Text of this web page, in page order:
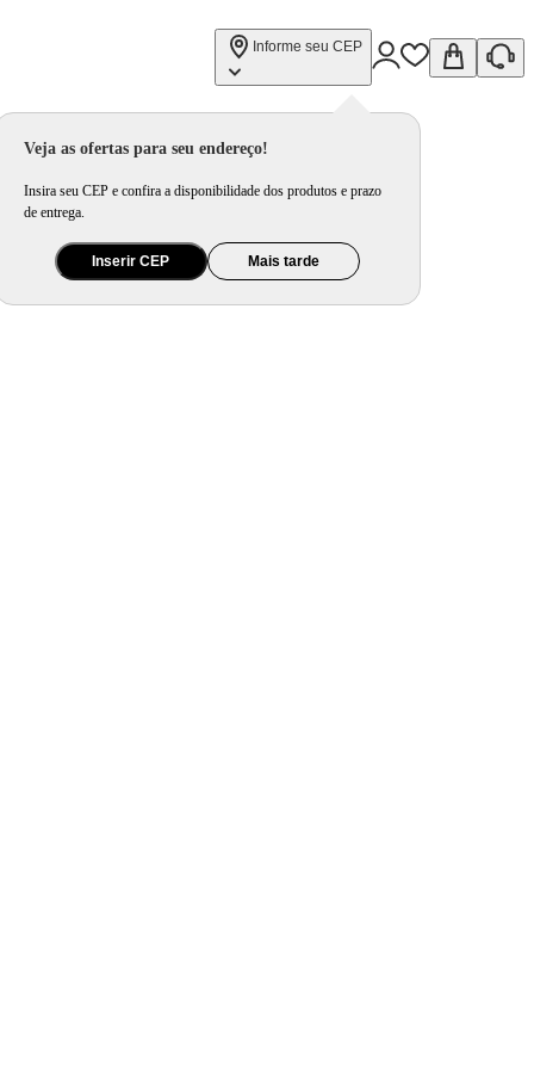
Informe seu CEP
Veja as ofertas para seu endereço!
Insira seu CEP e confira a disponibilidade dos produtos e prazo
de entrega.
Inserir CEP Mais tarde